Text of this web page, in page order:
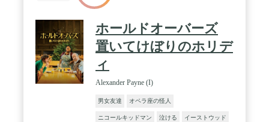
ホールドオーバーズ
置いてけぼりのホリデ
ィ
Alexander Payne (I)
男女友達 オペラ座の怪人
ニコールキッドマン 泣ける イーストウッド